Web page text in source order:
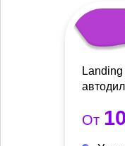
От